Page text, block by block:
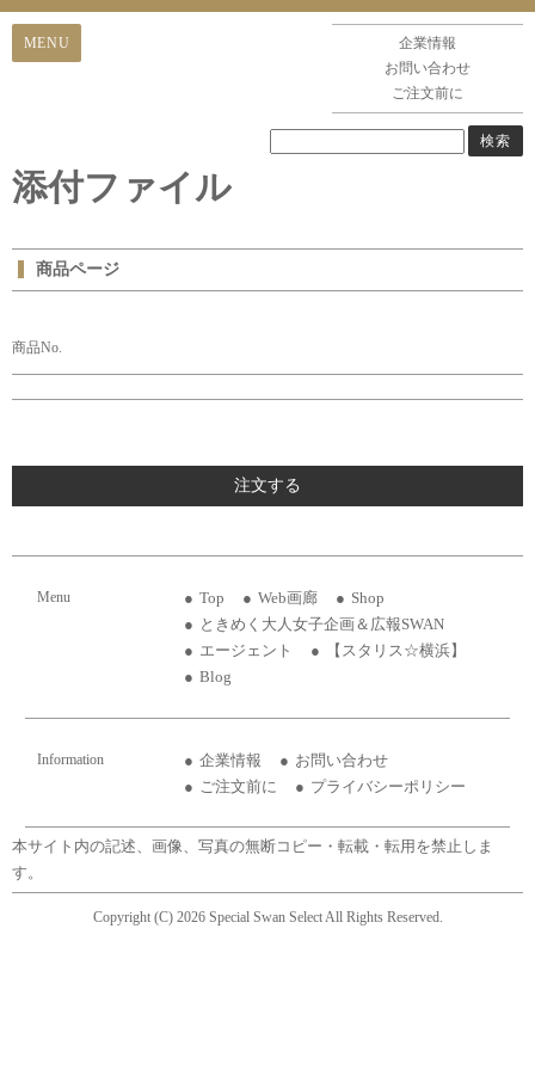
企業情報
お問い合わせ
ご注文前に
添付ファイル
商品ページ
商品No.
注文する
Menu Top Web画廊
Shop
ときめく大人女子企画＆広報SWAN
エージェント
【スタリス☆横浜】
Blog
Information 企業情報
お問い合わせ
ご注文前に
プライバシーポリシー
本サイト内の記述、画像、写真の無断コピー・転載・転用を禁止しま
す。
Copyright (C) 2026 Special Swan Select All Rights Reserved.